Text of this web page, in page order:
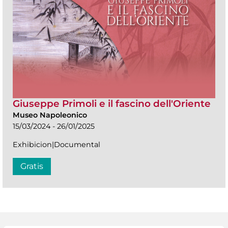
Giuseppe Primoli e il fascino dell'Oriente
Museo Napoleonico
15/03/2024 - 26/01/2025
Exhibicion|Documental
Gratis